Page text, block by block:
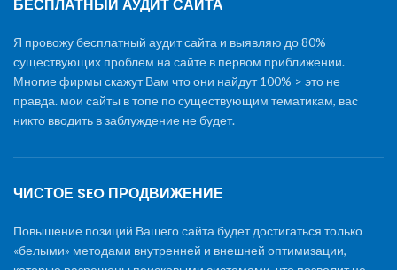
БЕСПЛАТНЫЙ АУДИТ САЙТА
Я провожу бесплатный аудит сайта и выявляю до 80%
существующих проблем на сайте в первом приближении.
Многие фирмы скажут Вам что они найдут 100% > это не
правда. мои сайты в топе по существующим тематикам, вас
никто вводить в заблуждение не будет.
ЧИСТОЕ SEO ПРОДВИЖЕНИЕ
Повышение позиций Вашего сайта будет достигаться только
«белыми» методами внутренней и внешней оптимизации,